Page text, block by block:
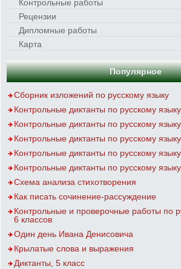
Контрольные работы
Рецензии
Дипломные работы
Карта
Популярное
Сборник изложений по русскому языку
Контрольные диктанты по русскому
Контрольные диктанты по русскому
Контрольные диктанты по русскому
Контрольные диктанты по русскому
Контрольные диктанты по русскому
Схема анализа стихотворения
Как писать сочинение-рассуждение
Контрольные и проверочные работы по
6 классов
Один день Ивана Денисовича
Крылатые слова и выражения
Диктанты, 5 класс